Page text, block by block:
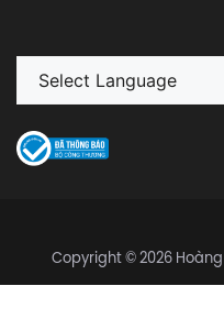
Copyright © 2026